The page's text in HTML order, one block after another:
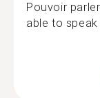
Pouvoir
able to speak